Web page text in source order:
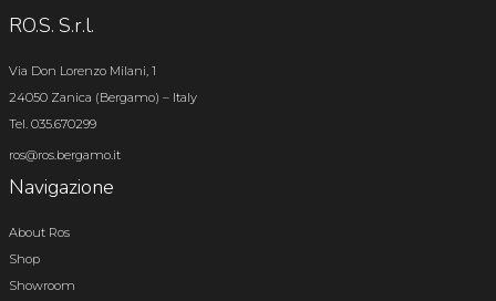
RO.S. S.r.l.
Via Don Lorenzo Milani, 1
24050 Zanica (Bergamo) – Italy
Tel. 035.670299
ros@ros.bergamo.it
Navigazione
About Ros
Shop
Showroom